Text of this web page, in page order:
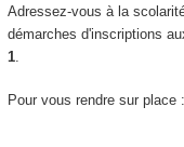
Adressez-vous à la
démarches d'inscriptions
1.
Pour vous rendre sur place :